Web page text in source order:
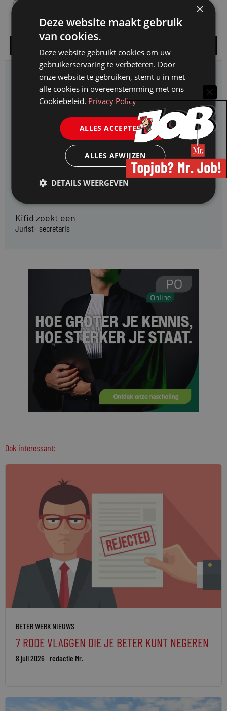
HMP zoekt een
Jurist Arbeidsrecht
Gemeente Meppel zoekt een
Juridisch Adviseur
CAOP zoekt een
Juridisch adviseur (junior)
Kifid zoekt een
Jurist- secretaris
Ook interessant:
BETER WERK NIEUWS
7 RODE VLAGGEN DIE JE BETER KUNT NEGEREN
8 juli 2026 redactie Mr.
×
Deze website maakt gebruik
van cookies.
Deze website gebruikt cookies om uw
gebruikerservaring te verbeteren. Door
onze website te gebruiken, stemt u in met
alle cookies in overeenstemming met ons
Cookiebeleid. Privacy Policy
ALLES ACCEPTEREN
ALLES AFWIJZEN
DETAILS WEERGEVEN